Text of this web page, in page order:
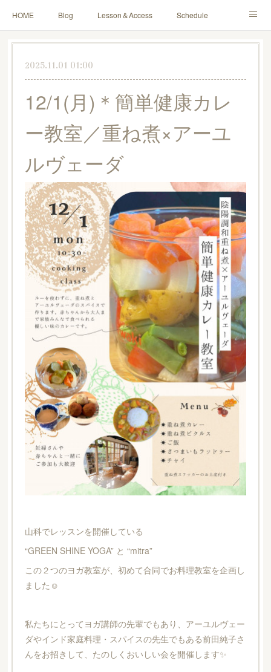
HOME Blog Lesson＆Access Schedule
Yoga for Mama＆Baby About Contact
2025.11.01 01:00
12/1(月)＊簡単健康カレ
ー教室／重ね煮×アーユ
ルヴェーダ
山科でレッスンを開催している
“GREEN SHINE YOGA” と “mitra”
この２つのヨガ教室が、初めて合同でお料理教室を企画し
ました☺️
私たちにとってヨガ講師の先輩でもあり、アーユルヴェー
ダやインド家庭料理・スパイスの先生でもある前田純子さ
んをお招きして、たのしくおいしい会を開催します✨